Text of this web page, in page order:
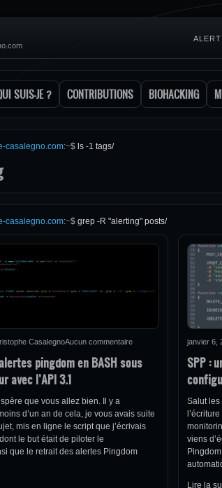
SUIS-JE ? CONTRIBUTIONS BIOHACKING
casalegno.com:~$ ls -1 tags/
casalegno.com:~$ grep -R "alerting" posts/
CasalegnoAucun commentaire
pingdom en BASH sous
avec l’API 3.1
que vous allez bien. Il y a
d’un an de cela, je vous avais suite
mis en ligne le script que j’écrivais
le but était de piloter le
que le retrait des alertes Pingdom
janvier 6,
SPP :
Salut les
viens
Lire la